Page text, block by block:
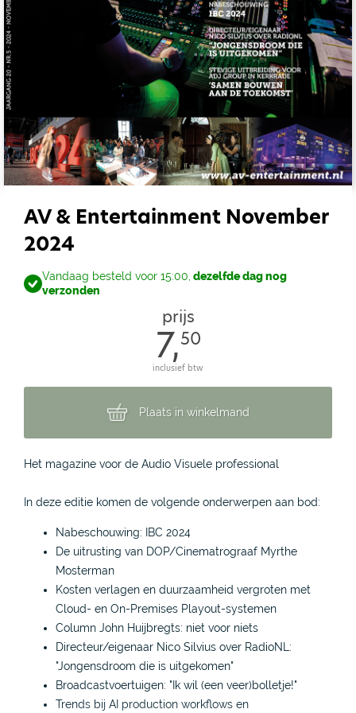
AV & Entertainment November
2024
Vandaag besteld voor 15:00, dezelfde dag nog
verzonden
prijs
7,50
inclusief btw
Plaats in winkelmand
Het magazine voor de Audio Visuele professional
In deze editie komen de volgende onderwerpen aan bod:
Nabeschouwing: IBC 2024
De uitrusting van DOP/Cinematrograaf Myrthe
Mosterman
Kosten verlagen en duurzaamheid vergroten met
Cloud- en On-Premises Playout-systemen
Column John Huijbregts: niet voor niets
Directeur/eigenaar Nico Silvius over RadioNL:
"Jongensdroom die is uitgekomen"
Broadcastvoertuigen: "Ik wil (een veer)bolletje!"
Trends bij AI production workflows en